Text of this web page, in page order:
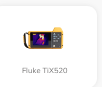
Fluke TiX520